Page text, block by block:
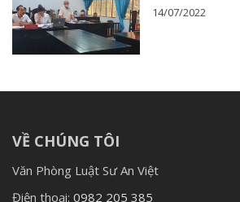
14/07/2022
VỀ CHÚNG TÔI
Văn Phòng Luật Sư An Việt
Điện thoại: 0982 205 385